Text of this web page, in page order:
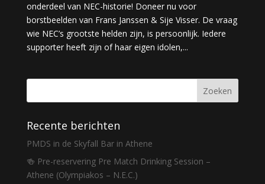
onderdeel van NEC-historie! Doneer nu voor
borstbeelden van Frans Janssen & Sije Visser. De vraag
wie NEC’s grootste helden zijn, is persoonlijk. Iedere
supporter heeft zijn of haar eigen idolen,...
Recente berichten
PMDS in de Skyfall Bar in Athene
🍻 Pre-reservering Pre Match Drinking Session –
Athene (Olympiakos – N.E.C.)